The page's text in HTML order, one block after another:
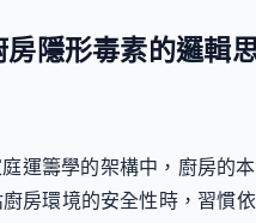
房隱形毒素的邏輯
運籌學的架構中，廚房的
廚房環境的安全性時，習慣